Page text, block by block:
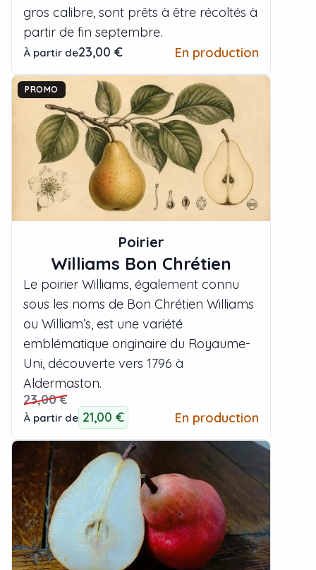
gros calibre, sont prêts à être récoltés à
partir de fin septembre.
À partir de23,00 € En production
PROMO
Poirier
Williams Bon Chrétien
Le poirier Williams, également connu
sous les noms de Bon Chrétien Williams
ou William’s, est une variété
emblématique originaire du Royaume-
Uni, découverte vers 1796 à
Aldermaston.
23,00 €
À partir de 21,00 € En production